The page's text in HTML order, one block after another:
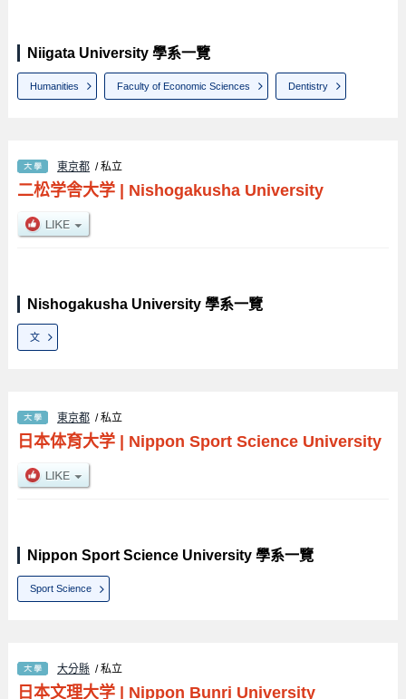
Niigata University 學系一覽
Humanities Faculty of Economic Sciences Dentistry
東京都 / 私立
二松学舎大学| Nishogakusha University
Nishogakusha University 學系一覽
文
東京都 / 私立
日本体育大学| Nippon Sport Science University
Nippon Sport Science University 學系一覽
Sport Science
大分縣 / 私立
日本文理大学| Nippon Bunri University